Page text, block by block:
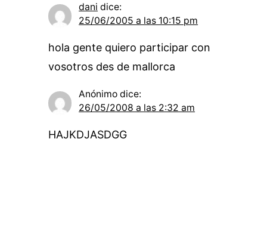
dani dice:
25/06/2005 a las 10:15 pm
hola gente quiero participar con
vosotros des de mallorca
Anónimo dice:
26/05/2008 a las 2:32 am
HAJKDJASDGG